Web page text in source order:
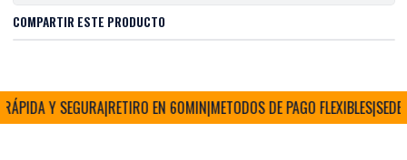
COMPARTIR ESTE PRODUCTO
Y SEGURA|RETIRO EN 60MIN|METODOS DE PAGO FLEXIBLES|SEDE